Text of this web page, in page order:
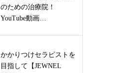
のための治療院！
YouTube動画…
かかりつけセラピストを
目指して【JEWNEL